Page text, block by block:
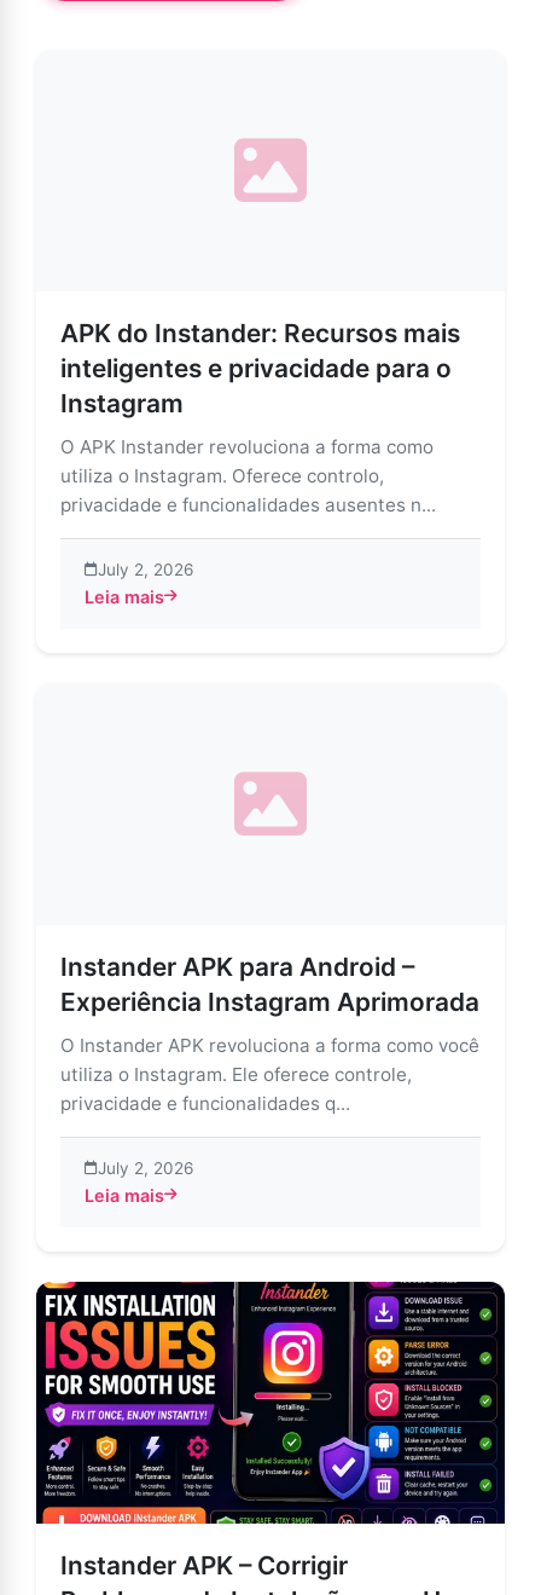
APK do Instander: Recursos mais
inteligentes e privacidade para o
Instagram
O APK Instander revoluciona a forma como
utiliza o Instagram. Oferece controlo,
privacidade e funcionalidades ausentes n...
July 2, 2026
Leia mais
about APK do Instander: Recursos mais inteligentes
Instander APK para Android –
Experiência Instagram Aprimorada
O Instander APK revoluciona a forma como você
utiliza o Instagram. Ele oferece controle,
privacidade e funcionalidades q...
July 2, 2026
Leia mais
about Instander APK para Android – Experiência
Instander APK – Corrigir